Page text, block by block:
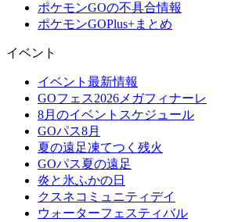
ポケモンGOの不具合情報
ポケモンGOPlus+まとめ
イベント
イベント最新情報
GOフェス2026メガフィナーレ
8月のイベントスケジュール
GOパス8月
夏の遠足凍てつく残火
GOパス夏の遠足
炎と氷ふかの日
クスネコミュニティデイ
ウォーターフェスティバル